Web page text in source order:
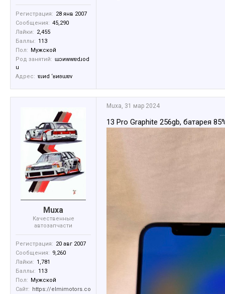
Регистрация: 28 янв 2007
Сообщения: 45,290
Лайки: 2,455
Баллы: 113
Пол:
Мужской
Род занятий: ɯɔиwwɐdɹоd
u
Адрес: ɐɹиd ‘ʁиʚɯɐv
Muxa
Качественные
автозапчасти
Регистрация: 20 авг 2007
Сообщения: 9,260
Лайки: 1,781
Баллы: 113
Пол:
Мужской
Сайт:
https://elmimotors.co
Muxa, 31 мар 2024
13 Pro Graphite 256gb, батарея